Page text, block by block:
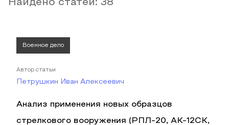
Найдено статей: 38
Военное дело
Автор статьи
Петрушкин Иван Алексеевич
Анализ применения новых образцов
стрелкового вооружения (РПЛ-20, АК-12СК,